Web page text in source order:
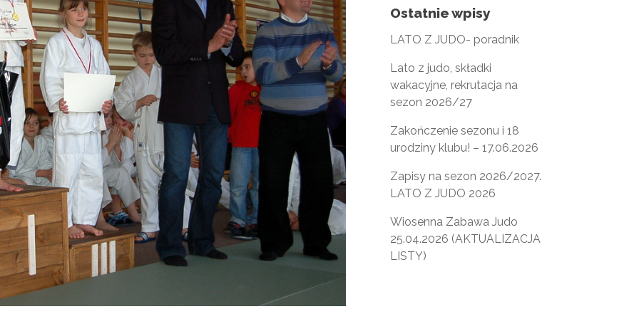
Ostatnie wpisy
LATO Z JUDO- poradnik
Lato z judo, składki
wakacyjne, rekrutacja na
sezon 2026/27
Zakończenie sezonu i 18
urodziny klubu! – 17.06.2026
Zapisy na sezon 2026/2027.
LATO Z JUDO 2026
Wiosenna Zabawa Judo
25.04.2026 (AKTUALIZACJA
LISTY)